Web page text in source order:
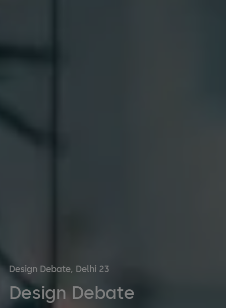
Design Debate, Delhi 23
Design Debate